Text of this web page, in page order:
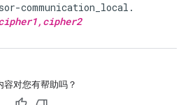
communication_local.
容对您有帮助吗？